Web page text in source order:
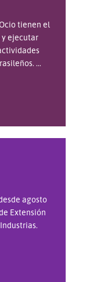
tienen el
ejecutar
...
agosto
Extensión